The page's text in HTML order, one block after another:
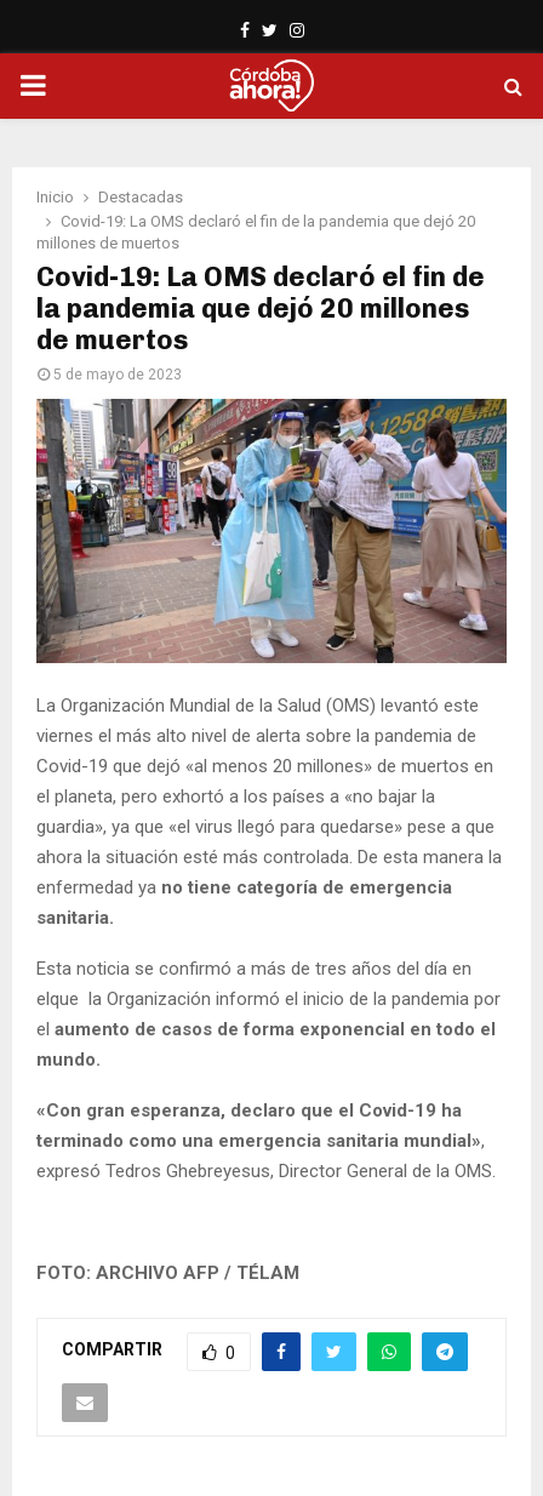
Facebook
TwitterInstagram
PRIMARY
Inicio
Destacadas
Covid-19: La OMS declaró el fin de la pandemia que dejó 20
millones de muertos
Covid-19: La OMS declaró el fin de
la pandemia que dejó 20 millones
de muertos
5 de mayo de 2023
La Organización Mundial de la Salud (OMS) levantó este
viernes el más alto nivel de alerta sobre la pandemia de
Covid-19 que dejó «al menos 20 millones» de muertos en
el planeta, pero exhortó a los países a «no bajar la
guardia», ya que «el virus llegó para quedarse» pese a que
ahora la situación esté más controlada. De esta manera la
enfermedad ya no tiene categoría de emergencia
sanitaria.
Esta noticia se confirmó a más de tres años del día en
elque la Organización informó el inicio de la pandemia por
el aumento de casos de forma exponencial en todo el
mundo.
«Con gran esperanza, declaro que el Covid-19 ha
terminado como una emergencia sanitaria mundial»,
expresó Tedros Ghebreyesus, Director General de la OMS.
FOTO: ARCHIVO AFP / TÉLAM
COMPARTIR 0